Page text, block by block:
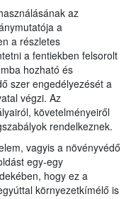
az
a
a részletes
a fentiekben felsorolt
hozható és
szer engedélyezését a
végzi. Az
követelményeiről
rendelkeznek.
vagyis a növényvédő
egy-egy
hogy ez a
környezetkímélő is